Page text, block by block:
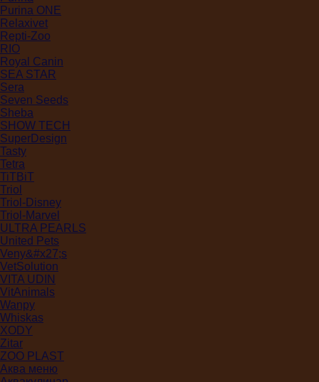
Purina ONE
Relaxivet
Repti-Zoo
RIO
Royal Canin
SEA STAR
Sera
Seven Seeds
Sheba
SHOW TECH
SuperDesign
Tasty
Tetra
TiTBiT
Triol
Triol-Disney
Triol-Marvel
ULTRA PEARLS
United Pets
Veny&#x27;s
VetSolution
VITA UDIN
VitAnimals
Wanpy
Whiskas
XODY
Zitar
ZOO PLAST
Аква меню